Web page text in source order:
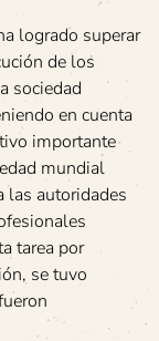
logrado superar
de los
sociedad
en cuenta
importante
mundial
las autoridades
tarea por
se tuvo